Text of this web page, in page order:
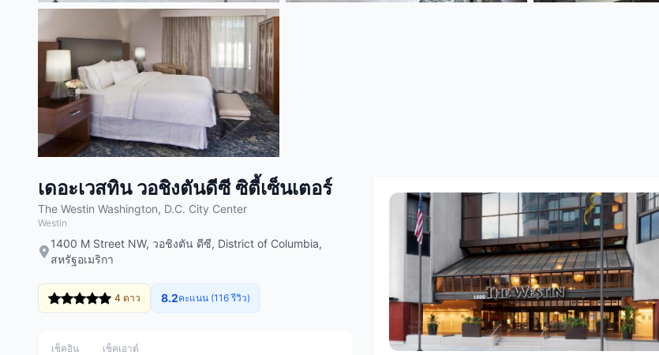
เดอะเวสทิน วอชิงตันดีซี ซิตี้เซ็นเตอร์
The Westin Washington, D.C. City Center
Westin
1400 M Street NW, วอชิงตัน ดีซี, District of Columbia,
สหรัฐอเมริกา
4 ดาว 8.2คะแนน (116 รีวิว)
เช็คอิน เช็คเอาต์